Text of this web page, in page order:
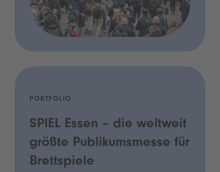
PORTFOLIO
SPIEL Essen – die weltweit
größte Publikumsmesse für
Brettspiele